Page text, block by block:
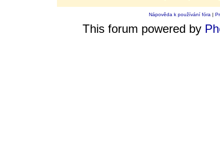
Nápověda k používání fóra |
This forum powered by